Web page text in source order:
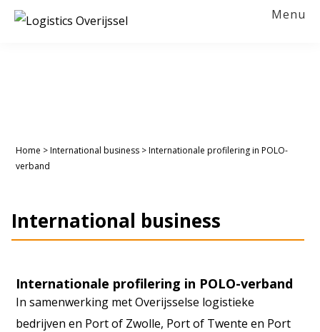
Spring
Door
Spring
Menu
Home >International business >Internationale profilering in POLO-
verband
International business
Internationale profilering in POLO-verband
In samenwerking met Overijsselse logistieke
bedrijven en Port of Zwolle, Port of Twente en Port